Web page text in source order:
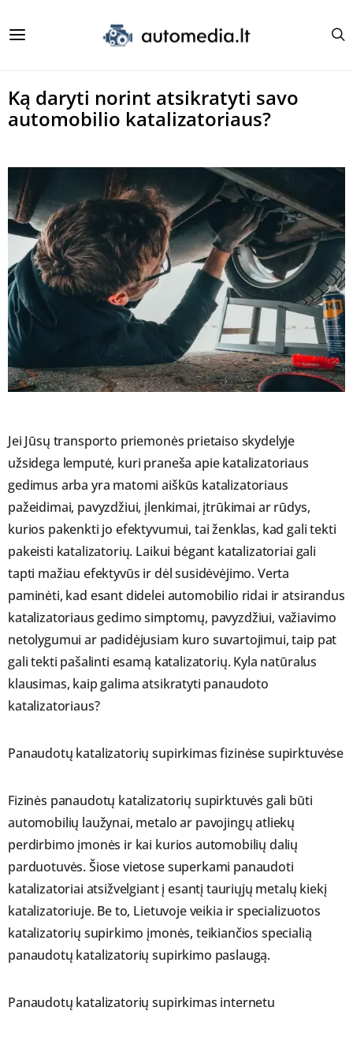
Ką daryti norint atsikratyti savo
automobilio katalizatoriaus?
Jei Jūsų transporto priemonės prietaiso skydelyje
užsidega lemputė, kuri praneša apie katalizatoriaus
gedimus arba yra matomi aiškūs katalizatoriaus
pažeidimai, pavyzdžiui, įlenkimai, įtrūkimai ar rūdys,
kurios pakenkti jo efektyvumui, tai ženklas, kad gali tekti
pakeisti katalizatorių. Laikui bėgant katalizatoriai gali
tapti mažiau efektyvūs ir dėl susidėvėjimo. Verta
paminėti, kad esant didelei automobilio ridai ir atsirandus
katalizatoriaus gedimo simptomų, pavyzdžiui, važiavimo
netolygumui ar padidėjusiam kuro suvartojimui, taip pat
gali tekti pašalinti esamą katalizatorių. Kyla natūralus
klausimas, kaip galima atsikratyti panaudoto
katalizatoriaus?
Panaudotų katalizatorių supirkimas fizinėse supirktuvėse
Fizinės panaudotų katalizatorių supirktuvės gali būti
automobilių laužynai, metalo ar pavojingų atliekų
perdirbimo įmonės ir kai kurios automobilių dalių
parduotuvės. Šiose vietose superkami panaudoti
katalizatoriai atsižvelgiant į esantį tauriųjų metalų kiekį
katalizatoriuje. Be to, Lietuvoje veikia ir specializuotos
katalizatorių supirkimo įmonės, teikiančios specialią
panaudotų katalizatorių supirkimo paslaugą.
Panaudotų katalizatorių supirkimas internetu